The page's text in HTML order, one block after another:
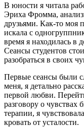
В юности я читала
Эриха Фромма,
друзьями. Как-то моя
искала с
время я находилась в
Сеансы студентов
разобраться в своих
Первые сеансы были
меня, я детально
первой любви.
разговору о чувствах
терапии, я
кровать от усталости.